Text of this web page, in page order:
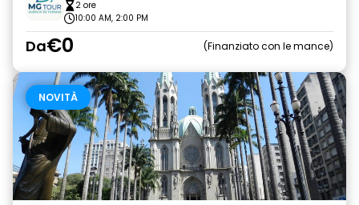
2 ore
10:00 AM, 2:00 PM
Da€0 Finanziato con le mance
NOVITÀ